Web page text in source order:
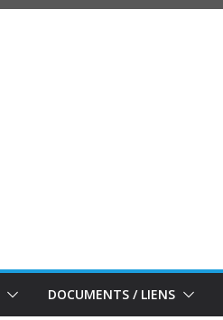
DOCUMENTS / LIENS